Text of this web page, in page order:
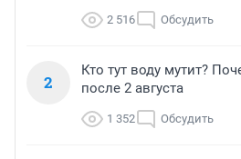
2 516 Обсудить
2
Кто тут воду мутит?
после 2 августа
1 352 Обсудить